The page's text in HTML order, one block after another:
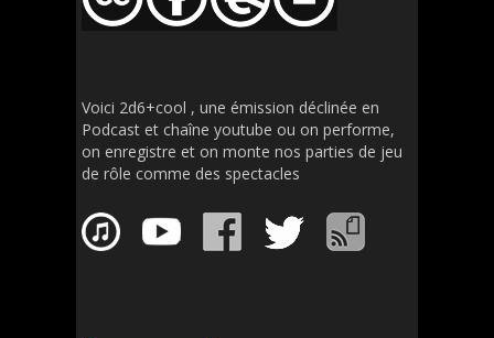
Voici 2d6+cool , une émission déclinée en
Podcast et chaîne youtube ou on performe,
on enregistre et on monte nos parties de jeu
de rôle comme des spectacles